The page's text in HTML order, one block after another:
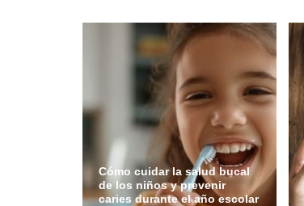
Cómo cuidar la salud bucal
de los niños y prevenir
caries durante el año escolar